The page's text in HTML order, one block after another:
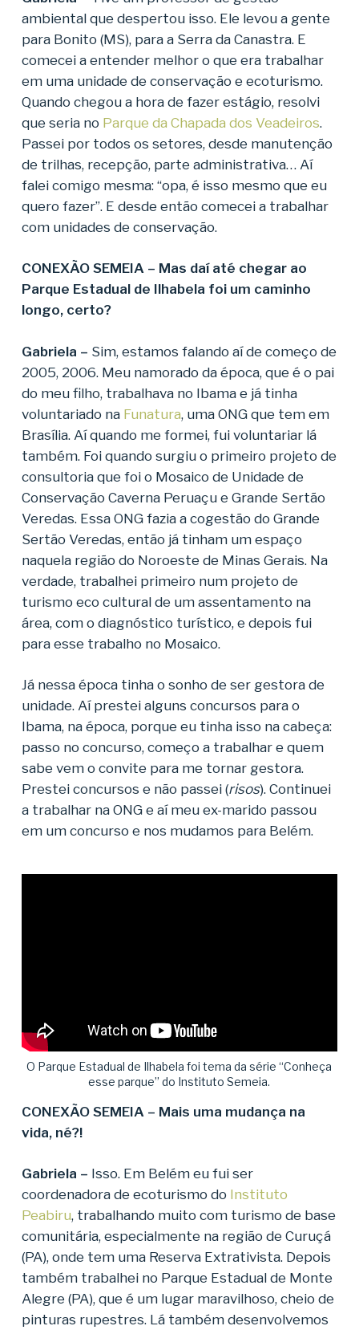
ambiental que despertou isso. Ele levou a gente
para Bonito (MS), para a Serra da Canastra. E
comecei a entender melhor o que era trabalhar
em uma unidade de conservação e ecoturismo.
Quando chegou a hora de fazer estágio, resolvi
que seria no Parque da Chapada dos Veadeiros.
Passei por todos os setores, desde manutenção
de trilhas, recepção, parte administrativa… Aí
falei comigo mesma: “opa, é isso mesmo que eu
quero fazer”. E desde então comecei a trabalhar
com unidades de conservação.
CONEXÃO SEMEIA – Mas daí até chegar ao
Parque Estadual de Ilhabela foi um caminho
longo, certo?
Gabriela – Sim, estamos falando aí de começo de
2005, 2006. Meu namorado da época, que é o pai
do meu filho, trabalhava no Ibama e já tinha
voluntariado naFunatura, uma ONG que tem em
Brasília. Aí quando me formei, fui voluntariar lá
também. Foi quando surgiu o primeiro projeto de
consultoria que foi o Mosaico de Unidade de
Conservação Caverna Peruaçu e Grande Sertão
Veredas. Essa ONG fazia a cogestão do Grande
Sertão Veredas, então já tinham um espaço
naquela região do Noroeste de Minas Gerais. Na
verdade, trabalhei primeiro num projeto de
turismo eco cultural de um assentamento na
área, com o diagnóstico turístico, e depois fui
para esse trabalho no Mosaico.
Já nessa época tinha o sonho de ser gestora de
unidade. Aí prestei alguns concursos para o
Ibama, na época, porque eu tinha isso na cabeça:
passo no concurso, começo a trabalhar e quem
sabe vem o convite para me tornar gestora.
Prestei concursos e não passei (risos). Continuei
a trabalhar na ONG e aí meu ex-marido passou
em um concurso e nos mudamos para Belém.
O Parque Estadual de Ilhabela foi tema da série “Conheça
esse parque” do Instituto Semeia.
CONEXÃO SEMEIA – Mais uma mudança na
vida, né?!
Gabriela – Isso. Em Belém eu fui ser
coordenadora de ecoturismo do Instituto
Peabiru, trabalhando muito com turismo de base
comunitária, especialmente na região de Curuçá
(PA), onde tem uma Reserva Extrativista. Depois
também trabalhei no Parque Estadual de Monte
Alegre (PA), que é um lugar maravilhoso, cheio de
pinturas rupestres. Lá também desenvolvemos